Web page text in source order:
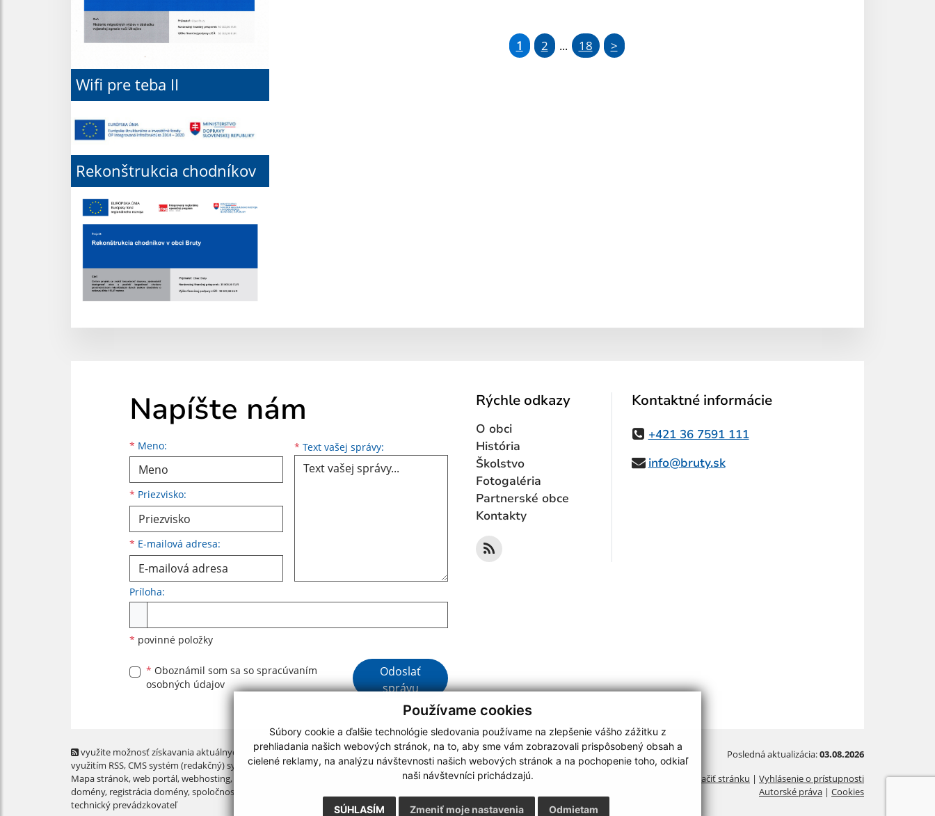
Používame cookies
Súbory cookie a ďalšie technológie sledovania používame na zlepšenie vášho zážitku z
prehliadania našich webových stránok, na to, aby sme vám zobrazovali prispôsobený obsah a
cielené reklamy, na analýzu návštevnosti našich webových stránok a na pochopenie toho, odkiaľ
naši návštevníci prichádzajú.
SÚHLASÍM Odmietam
Zmeniť moje nastavenia
Wifi pre teba II
Rekonštrukcia chodníkov
1 2 ... 18 >
Napíšte nám
* Meno:
Meno
* Priezvisko:
Priezvisko
* E-mailová adresa:
E-mailová adresa * Text vašej správy: Text vašej správy...
Príloha:
* povinné položky
* Oboznámil som sa so spracúvaním
osobných údajov
Google reCaptcha Response
Odoslať
správu
Rýchle odkazy
O obci
História
Školstvo
Fotogaléria
Partnerské obce
Kontakty
Kontaktné informácie
+421 36 7591 111
info@bruty.sk
využite možnosť získavania aktuálnych informácií s
využitím RSS, CMS systém (redakčný) systém ECHELON 2,
Mapa stránok,web portál,webhosting,
domény, registrácia domény,spoločnosť webex.digital, s.r.o.
technický prevádzkovateľ
Posledná aktualizácia:03.08.2026
Vytlačiť stránku | Vyhlásenie o prístupnosti
Autorské práva | Cookies
webdesign|